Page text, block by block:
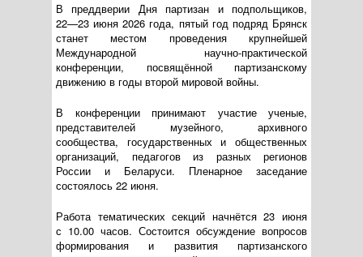
В преддверии Дня партизан и подпольщиков,
22—23 июня 2026 года, пятый год подряд Брянск
станет местом проведения крупнейшей
Международной научно-практической
конференции, посвящённой партизанскому
движению в годы второй мировой войны.
В конференции принимают участие ученые,
представителей музейного, архивного
сообщества, государственных и общественных
организаций, педагогов из разных регионов
России и Беларуси. Пленарное заседание
состоялось 22 июня.
Работа тематических секций начнётся 23 июня
с 10.00 часов. Состоится обсуждение вопросов
формирования и развития партизанского